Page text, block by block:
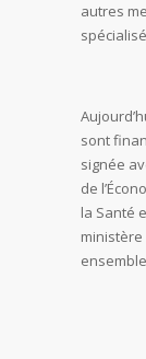
autres
sont
signée
de
la Santé
ministère